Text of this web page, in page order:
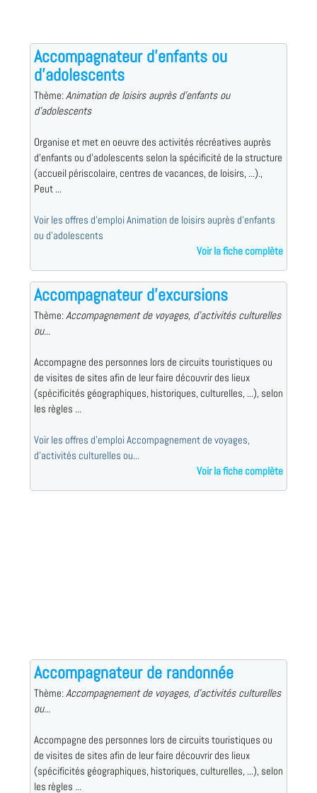
Accompagnateur d'enfants ou
d'adolescents
Thème:Animation de loisirs auprès d'enfants ou
d'adolescents
Organise et met en oeuvre des activités récréatives auprès
d'enfants ou d'adolescents selon la spécificité de la structure
(accueil périscolaire, centres de vacances, de loisirs, ...).,
Peut ...
Voir les offres d'emploi Animation de loisirs auprès d'enfants
ou d'adolescents
Voir la fiche complète
Accompagnateur d'excursions
Thème:Accompagnement de voyages, d'activités culturelles
ou...
Accompagne des personnes lors de circuits touristiques ou
de visites de sites afin de leur faire découvrir des lieux
(spécificités géographiques, historiques, culturelles, ...), selon
les règles ...
Voir les offres d'emploi Accompagnement de voyages,
d'activités culturelles ou...
Voir la fiche complète
Accompagnateur de randonnée
Thème:Accompagnement de voyages, d'activités culturelles
ou...
Accompagne des personnes lors de circuits touristiques ou
de visites de sites afin de leur faire découvrir des lieux
(spécificités géographiques, historiques, culturelles, ...), selon
les règles ...